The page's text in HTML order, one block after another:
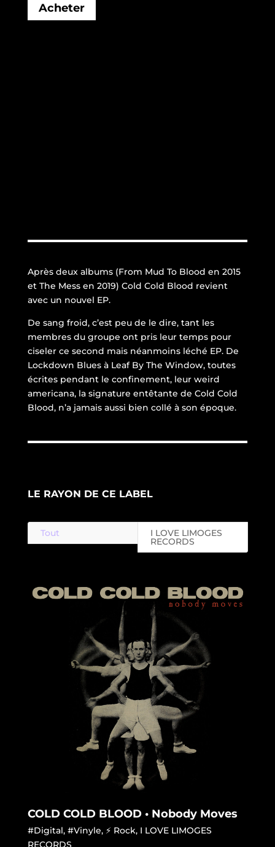
Acheter
Après deux albums (From Mud To Blood en 2015
et The Mess en 2019) Cold Cold Blood revient
avec un nouvel EP.
De sang froid, c’est peu de le dire, tant les
membres du groupe ont pris leur temps pour
ciseler ce second mais néanmoins léché EP. De
Lockdown Blues à Leaf By The Window, toutes
écrites pendant le confinement, leur weird
americana, la signature entêtante de Cold Cold
Blood, n’a jamais aussi bien collé à son époque.
LE RAYON DE CE LABEL
Tout I LOVE LIMOGES
RECORDS
COLD COLD BLOOD • Nobody Moves
#Digital, #Vinyle, ⚡ Rock, I LOVE LIMOGES
RECORDS